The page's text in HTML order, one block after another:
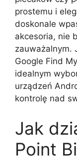
prostemu i
doskonale
akcesoria, nie
zauważalnym.
Google Find
idealnym
urządzeń
kontrolę nad
Jak
Point